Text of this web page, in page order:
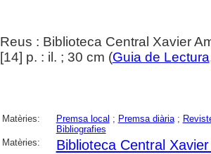
Reus : Biblioteca Central Xavier
[14] p. : il. ; 30 cm (Guia de Lectura
Matèries: Premsa local ; Premsa diària;
Bibliografies
Matèries:
Biblioteca Central